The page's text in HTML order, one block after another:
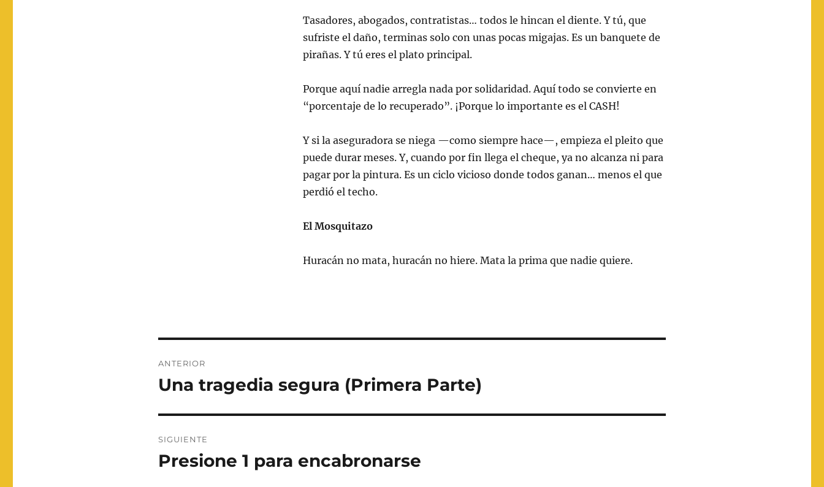
Tasadores, abogados, contratistas… todos le hincan el diente. Y tú, que
sufriste el daño, terminas solo con unas pocas migajas. Es un banquete de
pirañas. Y tú eres el plato principal.
Porque aquí nadie arregla nada por solidaridad. Aquí todo se convierte en
“porcentaje de lo recuperado”. ¡Porque lo importante es el CASH!
Y si la aseguradora se niega —como siempre hace—, empieza el pleito que
puede durar meses. Y, cuando por fin llega el cheque, ya no alcanza ni para
pagar por la pintura. Es un ciclo vicioso donde todos ganan… menos el que
perdió el techo.
El Mosquitazo
Huracán no mata, huracán no hiere. Mata la prima que nadie quiere.
de
ANTERIOR
Entrada
Una tragedia segura (Primera Parte)
SIGUIENTE
Entrada
Presione 1 para encabronarse